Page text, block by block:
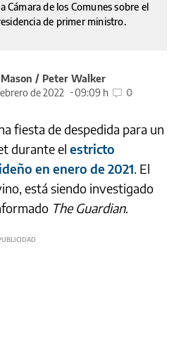
Cámara de los Comunes sobre el
de primer ministro.
/ Peter Walker
de 2022 09:09 h 0
fiesta de despedida para un
durante el estricto
en enero de 2021. El
está siendo investigado
The Guardian.